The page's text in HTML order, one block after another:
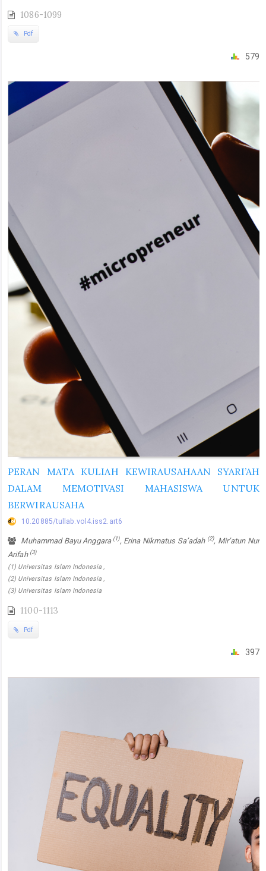
1086-1099
Pdf
579
PERAN MATA KULIAH KEWIRAUSAHAAN SYARI’AH
DALAM MEMOTIVASI MAHASISWA UNTUK
BERWIRAUSAHA
10.20885/tullab.vol4.iss2.art6
Muhammad Bayu Anggara (1), Erina Nikmatus Sa’adah (2), Mir’atun Nur
Arifah (3)
(1) Universitas Islam Indonesia ,
(2) Universitas Islam Indonesia ,
(3) Universitas Islam Indonesia
1100-1113
Pdf
397